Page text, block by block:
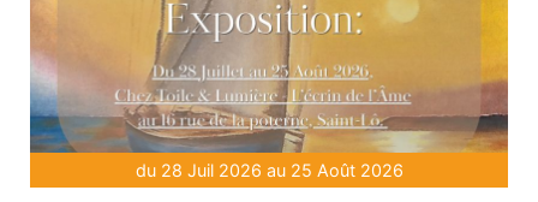
du 28 Juil 2026 au 25 Août 2026